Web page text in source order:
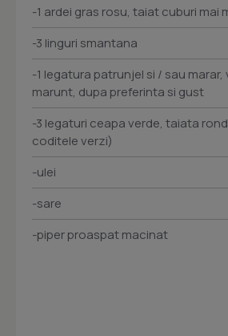
-1 ardei gras rosu, taiat cuburi mai
-3 linguri smantana
-1 legatura patrunjel si / sau
marunt, dupa preferinta si gust
-3 legaturi ceapa verde, taiata
coditele verzi)
-ulei
-sare
-piper proaspat macinat